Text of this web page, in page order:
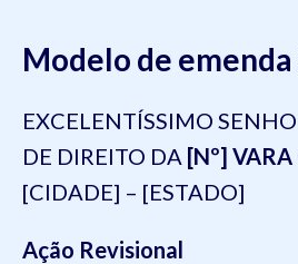
Modelo de
EXCELENTÍSSIMO
DE DIREITO DA [Nº] VARA
[CIDADE] – [ESTADO]
Ação Revisional